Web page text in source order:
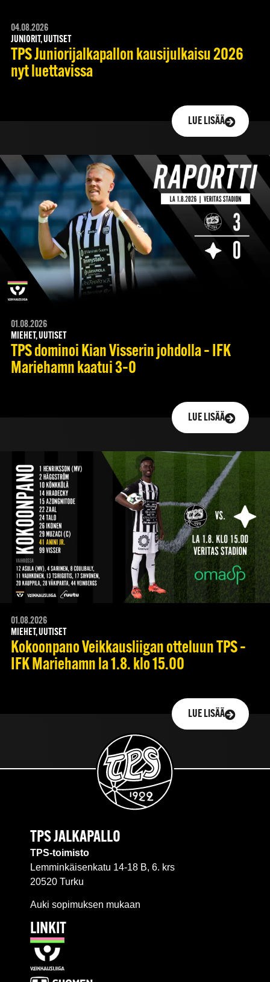
04.08.2026
JUNIORIT, UUTISET
TPS Juniorijalkapallon kausijulkaisu 2026
nyt luettavissa
LUE LISÄÄ
01.08.2026
MIEHET, UUTISET
TPS dominoi Kian Visserin johdolla – IFK
Mariehamn kaatui 3–0
LUE LISÄÄ
01.08.2026
MIEHET, UUTISET
Kokoonpano Veikkausliigan otteluun TPS –
IFK Mariehamn la 1.8. klo 15.00
LUE LISÄÄ
TPS JALKAPALLO
TPS-toimisto
Lemminkäisenkatu 14-18 B, 6. krs
20520 Turku
Auki sopimuksen mukaan
LINKIT